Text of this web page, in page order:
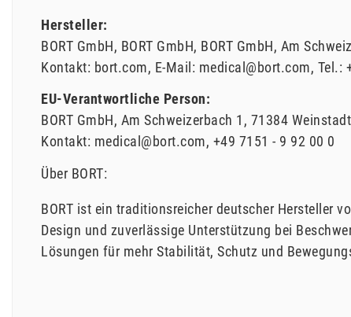
Hersteller:
BORT GmbH BORT GmbH BORT GmbH Am
Kontakt: bort.com E-Mail: medical@bort.com Tel.:
EU-Verantwortliche Person:
BORT GmbH Am Schweizerbach 1 71384
Kontakt: medical@bort.com +49 7151 - 9 92 00 0
Über BORT:
BORT ist ein traditionsreicher deutscher Hersteller
Design und zuverlässige Unterstützung bei
Lösungen für mehr Stabilität, Schutz und